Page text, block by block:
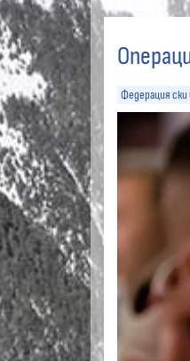
Федерация ски